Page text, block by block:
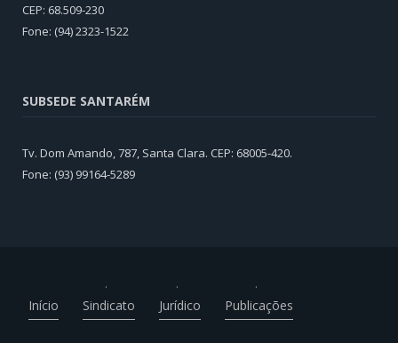
CEP: 68.509-230
Fone: (94) 2323-1522
SUBSEDE SANTARÉM
Tv. Dom Amando, 787, Santa Clara. CEP: 68005-420.
Fone: (93) 99164-5289
Início Sindicato Jurídico Publicações